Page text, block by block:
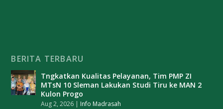
BERITA TERBARU
Tngkatkan Kualitas Pelayanan, Tim PMP ZI
MTsN 10 Sleman Lakukan Studi Tiru ke MAN 2
Kulon Progo
Aug 2, 2026 | Info Madrasah